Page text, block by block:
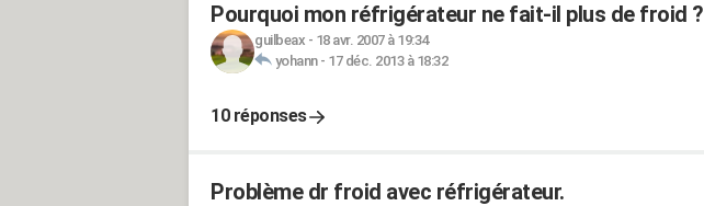
Pourquoi mon réfrigérateur ne fait-il plus de froid ?
guilbeax - 18 avr. 2007 à 19:34
yohann- 17 déc. 2013 à 18:32
10 réponses
Problème dr froid avec réfrigérateur.